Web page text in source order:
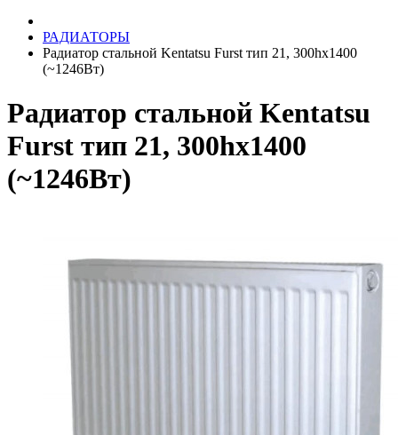
РАДИАТОРЫ
Радиатор стальной Kentatsu Furst тип 21, 300hх1400
(~1246Вт)
Радиатор стальной Kentatsu
Furst тип 21, 300hх1400
(~1246Вт)